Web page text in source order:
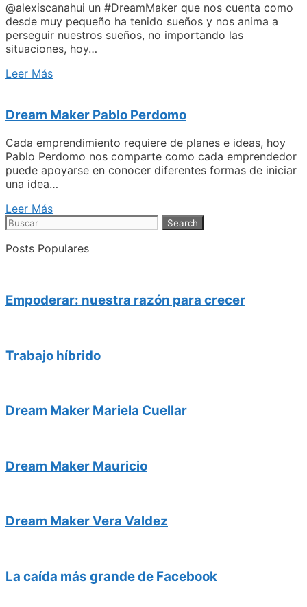
@alexiscanahui un #DreamMaker que nos cuenta como
desde muy pequeño ha tenido sueños y nos anima a
perseguir nuestros sueños, no importando las
situaciones, hoy…
Leer Más
Dream Maker Pablo Perdomo
Cada emprendimiento requiere de planes e ideas, hoy
Pablo Perdomo nos comparte como cada emprendedor
puede apoyarse en conocer diferentes formas de iniciar
una idea…
Leer Más
Search
Posts Populares
Empoderar: nuestra razón para crecer
Trabajo híbrido
Dream Maker Mariela Cuellar
Dream Maker Mauricio
Dream Maker Vera Valdez
La caída más grande de Facebook